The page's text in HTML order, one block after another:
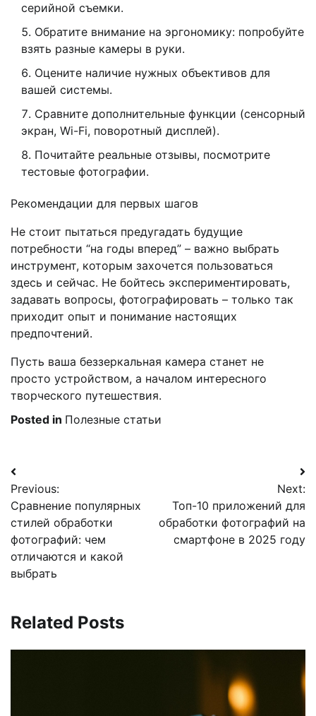
серийной съемки.
Обратите внимание на эргономику: попробуйте
взять разные камеры в руки.
Оцените наличие нужных объективов для
вашей системы.
Сравните дополнительные функции (сенсорный
экран, Wi-Fi, поворотный дисплей).
Почитайте реальные отзывы, посмотрите
тестовые фотографии.
Рекомендации для первых шагов
Не стоит пытаться предугадать будущие
потребности “на годы вперед” – важно выбрать
инструмент, которым захочется пользоваться
здесь и сейчас. Не бойтесь экспериментировать,
задавать вопросы, фотографировать – только так
приходит опыт и понимание настоящих
предпочтений.
Пусть ваша беззеркальная камера станет не
просто устройством, а началом интересного
творческого путешествия.
Posted in Полезные статьи
Навигация
по
записям
Previous:
Сравнение популярных
стилей обработки
фотографий: чем
отличаются и какой
выбрать
Next:
Топ-10 приложений для
обработки фотографий на
смартфоне в 2025 году
Related Posts